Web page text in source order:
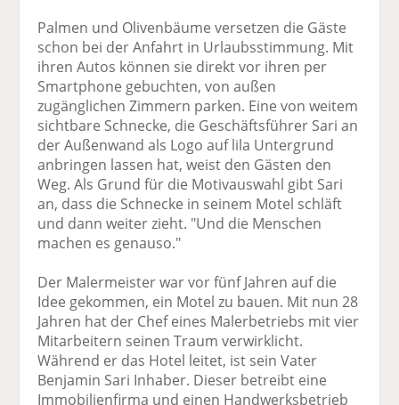
Palmen und Olivenbäume versetzen die Gäste
schon bei der Anfahrt in Urlaubsstimmung. Mit
ihren Autos können sie direkt vor ihren per
Smartphone gebuchten, von außen
zugänglichen Zimmern parken. Eine von weitem
sichtbare Schnecke, die Geschäftsführer Sari an
der Außenwand als Logo auf lila Untergrund
anbringen lassen hat, weist den Gästen den
Weg. Als Grund für die Motivauswahl gibt Sari
an, dass die Schnecke in seinem Motel schläft
und dann weiter zieht. "Und die Menschen
machen es genauso."
Der Malermeister war vor fünf Jahren auf die
Idee gekommen, ein Motel zu bauen. Mit nun 28
Jahren hat der Chef eines Malerbetriebs mit vier
Mitarbeitern seinen Traum verwirklicht.
Während er das Hotel leitet, ist sein Vater
Benjamin Sari Inhaber. Dieser betreibt eine
Immobilienfirma und einen Handwerksbetrieb